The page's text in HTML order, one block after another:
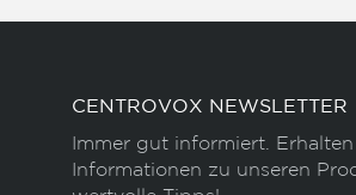
CENTROVOX NEWSLETTER
Immer gut informiert.
Informationen zu unseren